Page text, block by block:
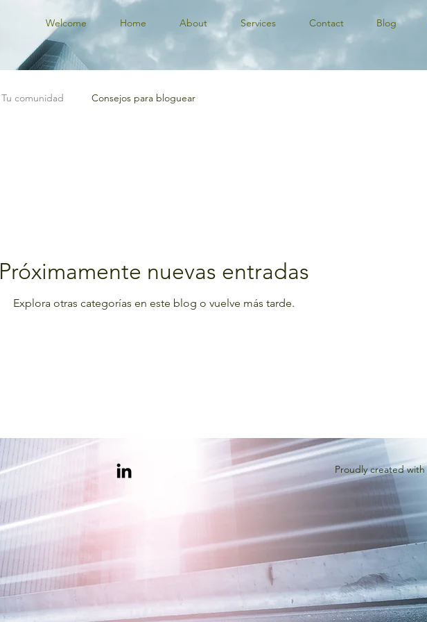
Welcome Home About Services Contact Blog
Tu comunidad Consejos para bloguear
Próximamente nuevas entradas
Explora otras categorías en este blog o vuelve más tarde.
Proudly created with